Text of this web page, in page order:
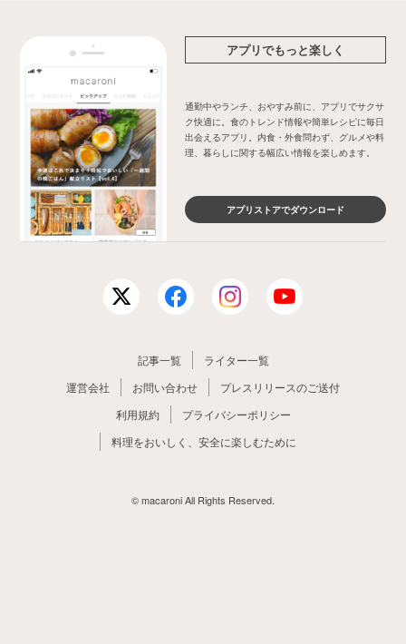
アプリでもっと楽しく
通勤中やランチ、おやすみ前に、アプリでサクサ
ク快適に。食のトレンド情報や簡単レシピに毎日
出会えるアプリ。内食・外食問わず、グルメや料
理、暮らしに関する幅広い情報を楽しめます。
アプリストアでダウンロード
記事一覧
ライター一覧
運営会社
お問い合わせ
プレスリリースのご送付
利用規約
プライバシーポリシー
料理をおいしく、安全に楽しむために
© macaroni All Rights Reserved.